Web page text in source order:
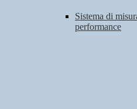
Sistema di
performance